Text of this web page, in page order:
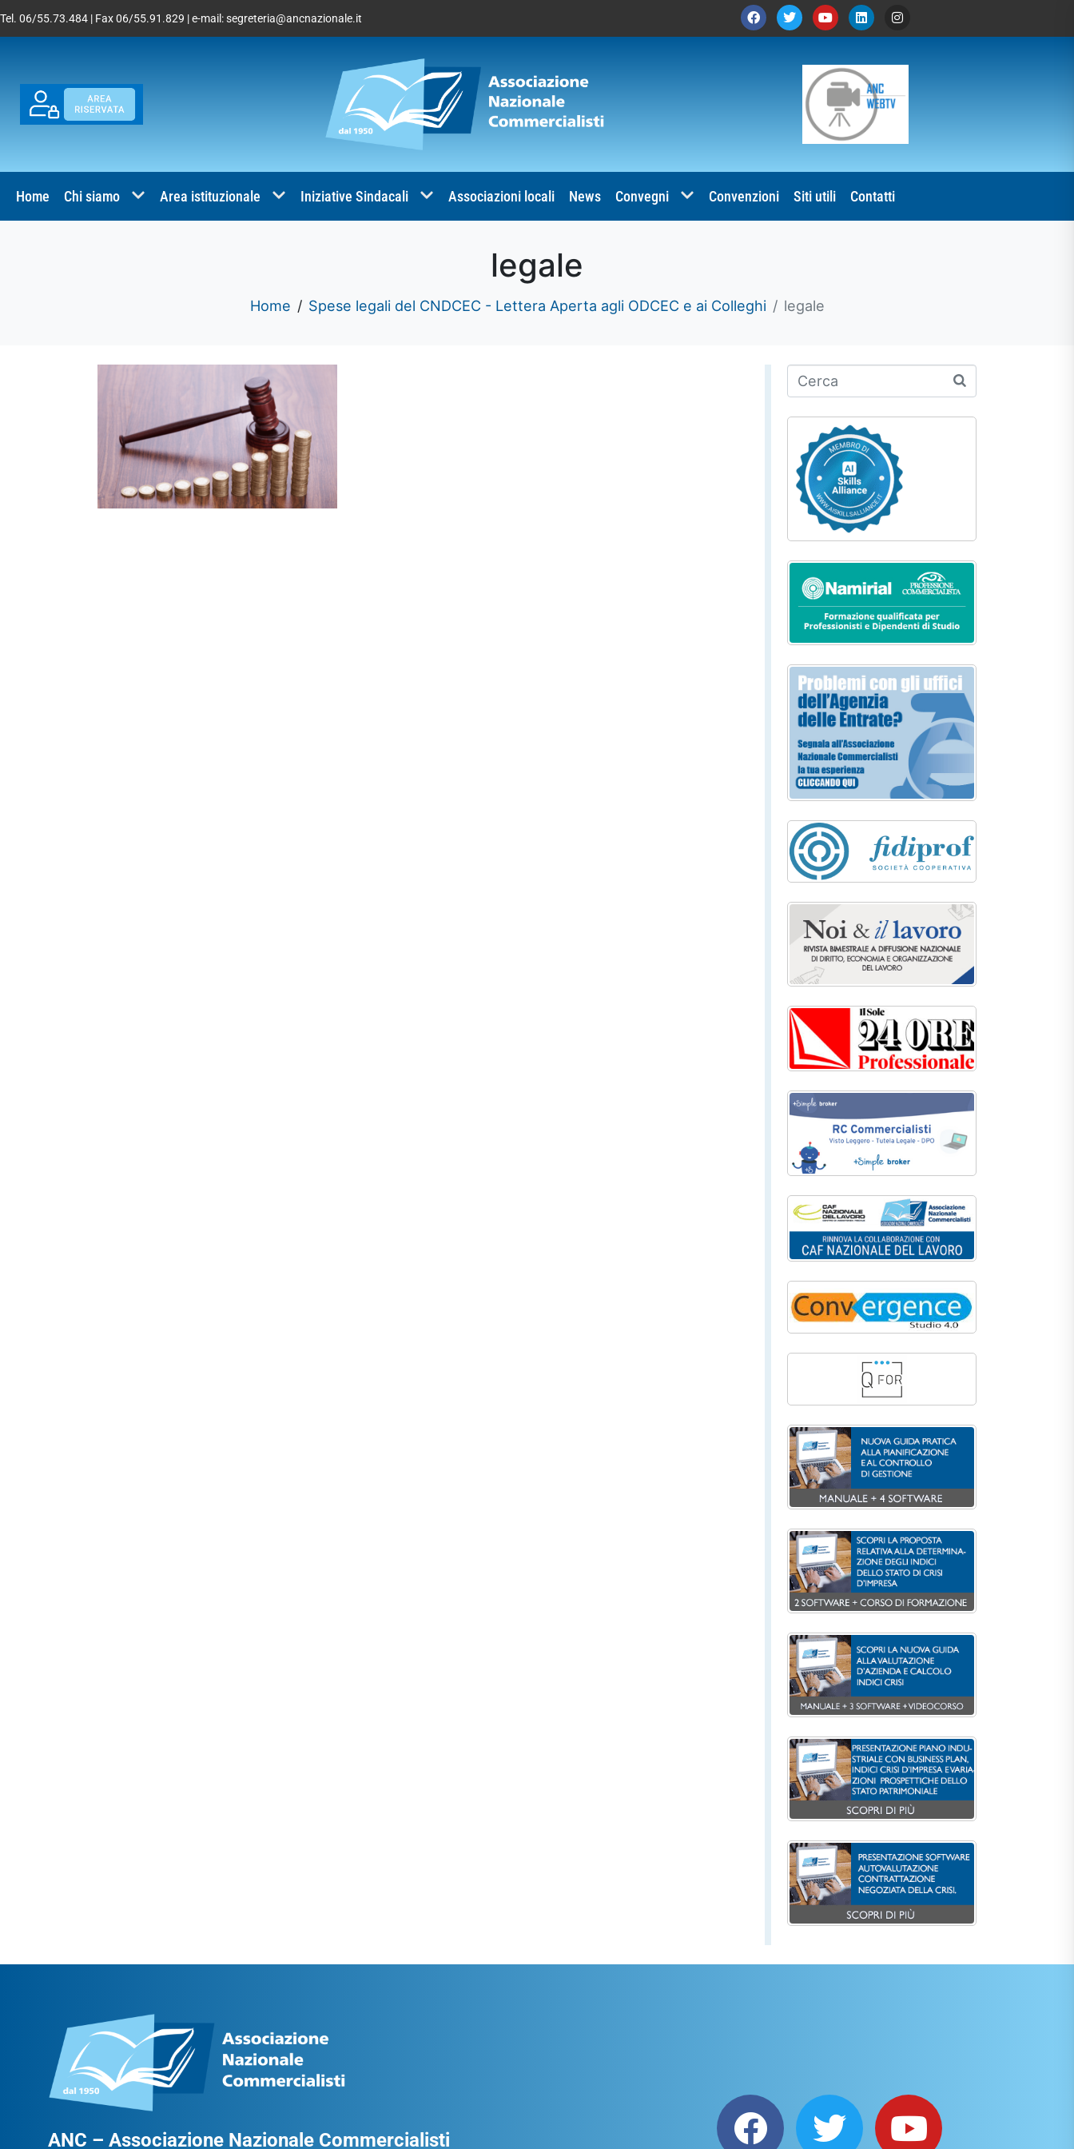
Tel. 06/55.73.484 | Fax 06/55.91.829 | e-mail:segreteria@ancnazionale.it
Home Chi siamo Area istituzionale Iniziative Sindacali Associazioni locali News Convegni Convenzioni Siti utili Contatti
legale
Home Spese legali del CNDCEC - Lettera Aperta agli ODCEC e ai Colleghi legale
ANC – Associazione Nazionale Commercialisti